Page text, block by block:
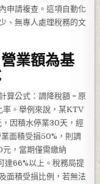
申請複查。這項自動化
、無專人處理稅務的文
業額為基
算公式：調降稅額 = 原
率。舉例來說，某KTV
因積水停業30天，經
面積受損50%，則調
，當期僅需繳納
達66%以上。稅務局提
面積受損比例，若無法